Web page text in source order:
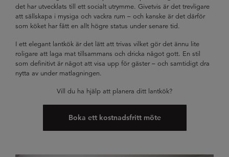
det har utvecklats till ett socialt utrymme. Givetvis är det trevligare
att sällskapa i mysiga och vackra rum – och kanske är det därför
som köket har fått en allt högre status under senare tid.
I ett elegant lantkök är det lätt att trivas vilket gör det ännu lite
roligare att laga mat tillsammans och dricka något gott. En stil
som definitivt är något att visa upp för gäster – och samtidigt dra
nytta av under matlagningen.
Vill du ha hjälp att planera ditt lantkök?
Boka ett kostnadsfritt möte